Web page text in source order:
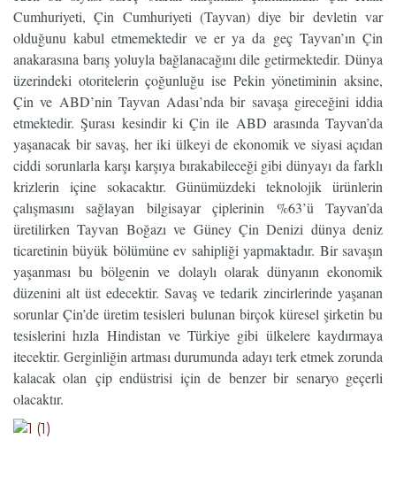
Cumhuriyeti, Çin Cumhuriyeti (Tayvan) diye bir devletin var
olduğunu kabul etmemektedir ve er ya da geç Tayvan’ın Çin
anakarasına barış yoluyla bağlanacağını dile getirmektedir. Dünya
üzerindeki otoritelerin çoğunluğu ise Pekin yönetiminin aksine,
Çin ve ABD’nin Tayvan Adası’nda bir savaşa gireceğini iddia
etmektedir. Şurası kesindir ki Çin ile ABD arasında Tayvan’da
yaşanacak bir savaş, her iki ülkeyi de ekonomik ve siyasi açıdan
ciddi sorunlarla karşı karşıya bırakabileceği gibi dünyayı da farklı
krizlerin içine sokacaktır. Günümüzdeki teknolojik ürünlerin
çalışmasını sağlayan bilgisayar çiplerinin %63’ü Tayvan’da
üretilirken Tayvan Boğazı ve Güney Çin Denizi dünya deniz
ticaretinin büyük bölümüne ev sahipliği yapmaktadır. Bir savaşın
yaşanması bu bölgenin ve dolaylı olarak dünyanın ekonomik
düzenini alt üst edecektir. Savaş ve tedarik zincirlerinde yaşanan
sorunlar Çin’de üretim tesisleri bulunan birçok küresel şirketin bu
tesislerini hızla Hindistan ve Türkiye gibi ülkelere kaydırmaya
itecektir. Gerginliğin artması durumunda adayı terk etmek zorunda
kalacak olan çip endüstrisi için de benzer bir senaryo geçerli
olacaktır.